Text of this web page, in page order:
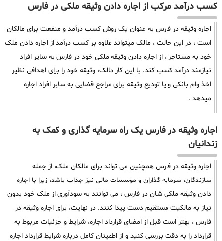
کسب درآمد مرکب از اجاره دادن وثیقه ملکی در فارس
اجاره وثیقه در فارس به عنوان یک روش کسب درآمد و منفعت برای مالکان
است ، در این حالت ، مالک میتواند علاوه بر کسب درآمد از اجاره دادن ملک
خود به مستاجر ، از اجاره دادن وثیقه ملکی خود در فارس به سایر افراد
نیازمند درآمد کسب کند. با این کار مالک، وثیقه خود را برای اهدافی نظیر
اخذ وام بانکی و یا تودیع وثیقه برای مراجع قضایی به سایر افراد اجاره
میدهد .
اجاره وثیقه در فارس یک راه سرمایه گذاری و کمک به
زندانیان
اجاره وثیقه در فارس همچنین می تواند برای مالکان ملک، از جمله
سازندگان، سرمایه گذاران و موسسات مالی نیز جذاب باشد، زیرا با اجاره
دادن وثیقه ملکی شان در فارس ، می توانند به سودآوری از ملک خود بدون
نیاز به مالکیت مستقیم دست پیدا کنند. در نهایت، برای اجاره وثیقه در
فارس ، بهتر است قبل از امضای قرارداد اجاره، شرایط و جزئیات مربوط به
قرارداد را به دقت بررسی کنید و از اطمینان کامل درباره شرایط قرارداد اجاره